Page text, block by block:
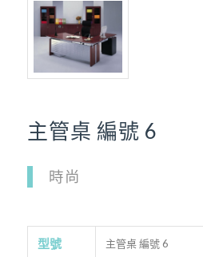
主管桌 編號 6
時尚
型號 主管桌 編號 6